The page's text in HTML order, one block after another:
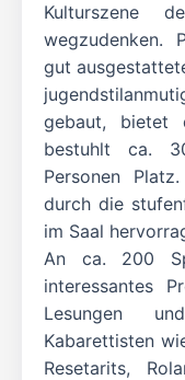
Kulturszene
wegzudenken.
gut
gebaut, bietet
bestuhlt ca.
Personen
durch die
im Saal
An ca. 200
interessantes
Lesungen
Kabarettisten
Resetarits,